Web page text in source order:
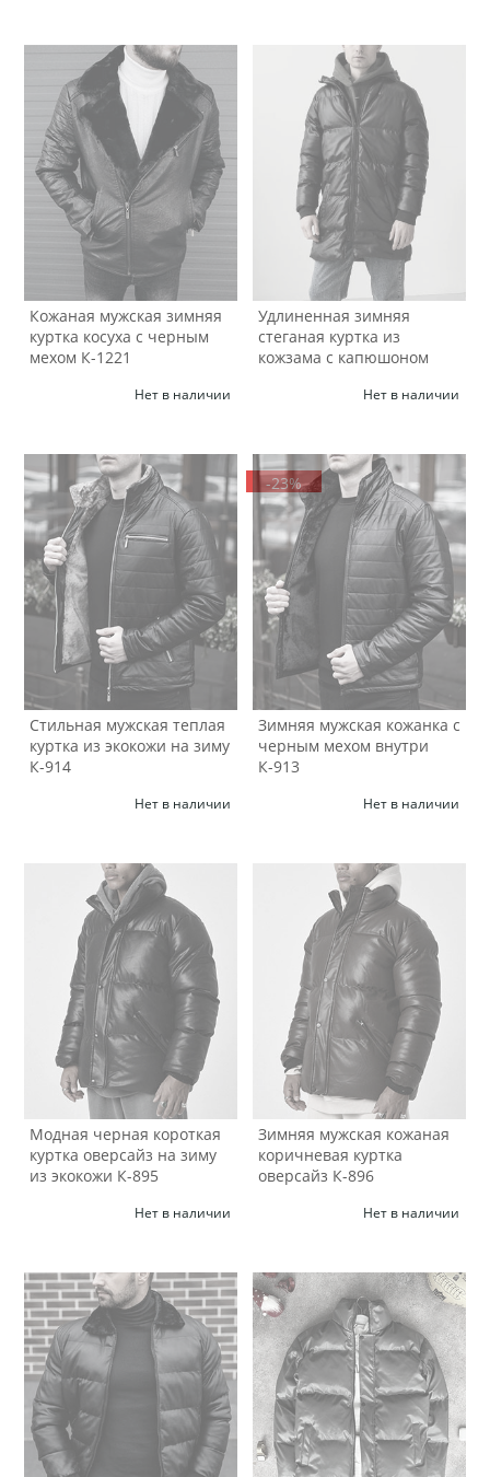
Кожаная мужская зимняя
куртка косуха с черным
мехом К-1221
Нет в наличии
Удлиненная зимняя
стеганая куртка из
кожзама с капюшоном
Нет в наличии
Стильная мужская теплая
куртка из экокожи на зиму
К-914
Нет в наличии
-23%
Зимняя мужская кожанка с
черным мехом внутри
К-913
Нет в наличии
Модная черная короткая
куртка оверсайз на зиму
из экокожи К-895
Нет в наличии
Зимняя мужская кожаная
коричневая куртка
оверсайз К-896
Нет в наличии